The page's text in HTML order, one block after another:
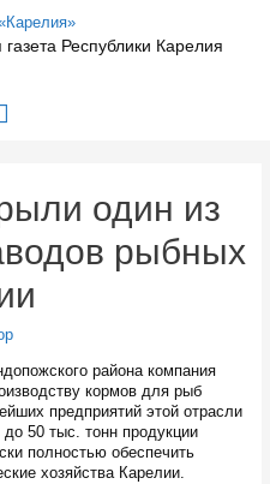
Республики Карелия
один из
рыбных
района компания
кормов для рыб
предприятий этой отрасли
до 50 тыс. тонн продукции
полностью обеспечить
хозяйства Карелии.